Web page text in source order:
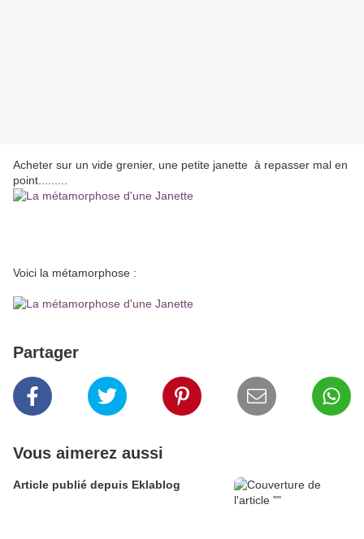
Acheter sur un vide grenier, une petite janette à repasser mal en
point.........
Voici la métamorphose :
Partager
Vous aimerez aussi
Article publié depuis Eklablog